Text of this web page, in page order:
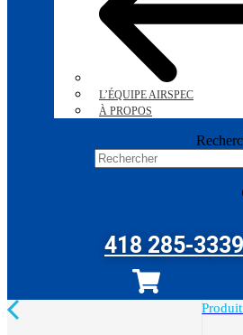
L’ÉQUIPE AIRSPEC
À PROPOS
418 285-3339